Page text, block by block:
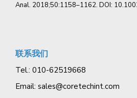
Anal. 2018;50:1158–1162. DOI:
联系我们
Tel.: 010-62519668
Email: sales@coretechint.com